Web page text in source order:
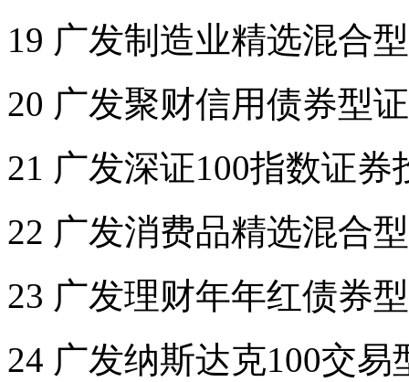
19 广发制造业精选混合
20 广发聚财信用债券型
21 广发深证100指数证券
22 广发消费品精选混合
23 广发理财年年红债券
24 广发纳斯达克100交